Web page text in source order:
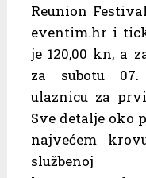
Reunion
eventim.hr i
je 120,00 kn, a
za subotu
ulaznicu za
Sve detalje oko
najvećem
službenoj